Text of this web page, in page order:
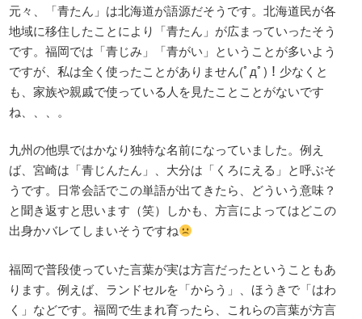
元々、「青たん」は北海道が語源だそうです。北海道民が各
地域に移住したことにより「青たん」が広まっていったそう
です。福岡では「青じみ」「青がい」ということが多いよう
ですが、私は全く使ったことがありません(ﾟдﾟ)！少なくと
も、家族や親戚で使っている人を見たことことがないです
ね、、、。
九州の他県ではかなり独特な名前になっていました。例え
ば、宮崎は「青じんたん」、大分は「くろにえる」と呼ぶそ
うです。日常会話でこの単語が出てきたら、どういう意味？
と聞き返すと思います（笑）しかも、方言によってはどこの
出身かバレてしまいそうですね
福岡で普段使っていた言葉が実は方言だったということもあ
ります。例えば、ランドセルを「からう」、ほうきで「はわ
く」などです。福岡で生まれ育ったら、これらの言葉が方言